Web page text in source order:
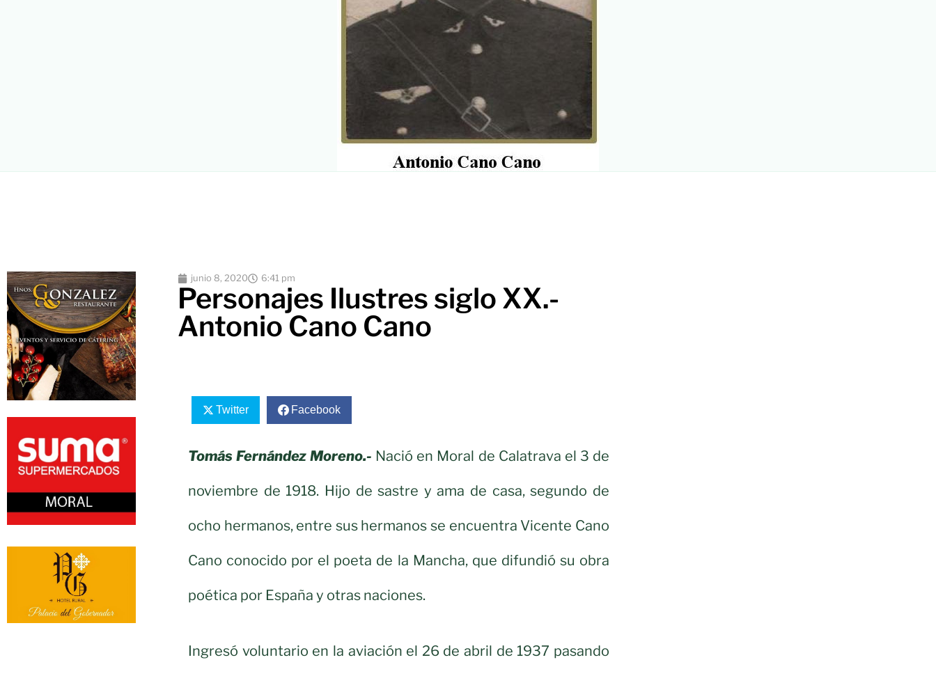
junio 8, 2020 6:41 pm
Personajes Ilustres siglo XX.-
Antonio Cano Cano
Twitter Facebook
Tomás Fernández Moreno.- Nació en Moral de Calatrava el 3 de
noviembre de 1918. Hijo de sastre y ama de casa, segundo de
ocho hermanos, entre sus hermanos se encuentra Vicente Cano
Cano conocido por el poeta de la Mancha, que difundió su obra
poética por España y otras naciones.
Ingresó voluntario en la aviación el 26 de abril de 1937 pasando